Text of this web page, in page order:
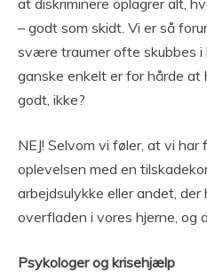
– godt som skidt. Vi er så
svære traumer ofte skubbes i
ganske enkelt er for hårde at
godt, ikke?
NEJ! Selvom vi føler, at vi har
oplevelsen med en
arbejdsulykke eller andet, der
overfladen i vores hjerne, og
Psykologer og krisehjælp